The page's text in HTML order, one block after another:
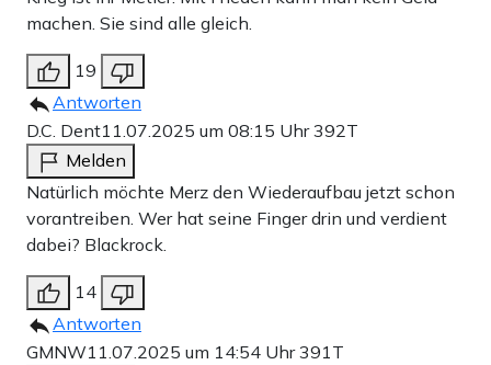
machen. Sie sind alle gleich.
19
Antworten
D.C. Dent11.07.2025 um 08:15 Uhr392T
Melden
Natürlich möchte Merz den Wiederaufbau jetzt schon
vorantreiben. Wer hat seine Finger drin und verdient
dabei? Blackrock.
14
Antworten
GMNW11.07.2025 um 14:54 Uhr391T